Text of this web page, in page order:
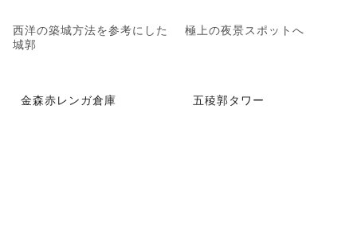
西洋の築城方法を参考にした
城郭
極上の夜景スポットへ
金森赤レンガ倉庫 五稜郭タワー